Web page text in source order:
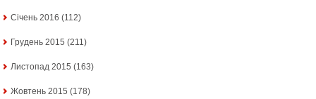
Січень 2016 (112)
Грудень 2015 (211)
Листопад 2015 (163)
Жовтень 2015 (178)